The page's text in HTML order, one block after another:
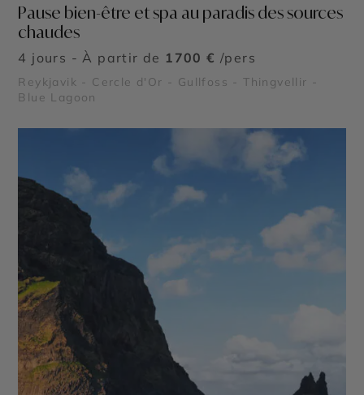
Pause bien-être et spa au paradis des sources
chaudes
4 jours - À partir de 1700 € /pers
Reykjavik - Cercle d'Or - Gullfoss - Thingvellir -
Blue Lagoon